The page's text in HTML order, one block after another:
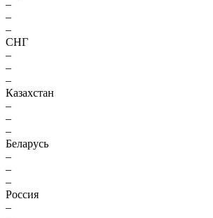
–
–
–
СНГ
–
–
–
Казахстан
–
–
–
Беларусь
–
–
–
Россия
–